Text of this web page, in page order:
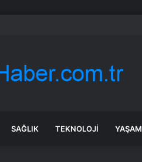
SAĞLIK TEKNOLOJI YAŞAM